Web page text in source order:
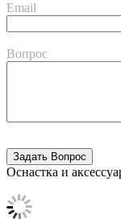
Email
Вопрос
Оснастка и